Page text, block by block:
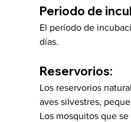
Periodo de
El período de
días.
Reservorios:
Los reservorios
aves silvestres,
Los mosquitos que